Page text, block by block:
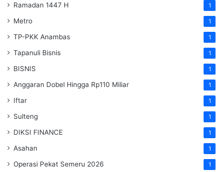
Ramadan 1447 H 1
Metro 1
TP-PKK Anambas 1
Tapanuli Bisnis 1
BISNIS 1
Anggaran Dobel Hingga Rp110 Miliar 1
Iftar 1
Sulteng 1
DIKSI FINANCE 1
Asahan 1
Operasi Pekat Semeru 2026 1